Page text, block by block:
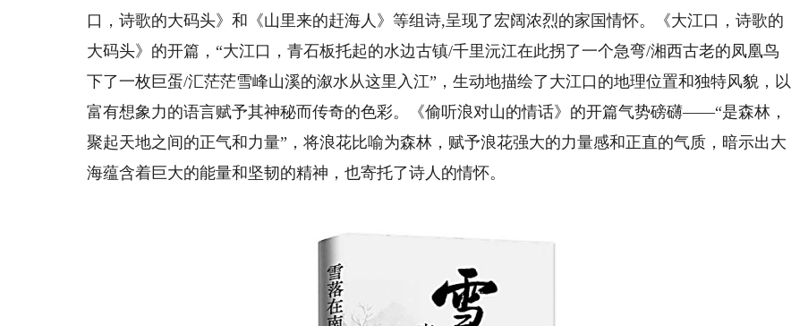
口，诗歌的大码头》和《山里来的赶海人》等组诗,呈现了宏阔浓烈的家国情怀。《大江口，诗歌的
大码头》的开篇，“大江口，青石板托起的水边古镇/千里沅江在此拐了一个急弯/湘西古老的凤凰鸟
下了一枚巨蛋/汇茫茫雪峰山溪的溆水从这里入江”，生动地描绘了大江口的地理位置和独特风貌，以
富有想象力的语言赋予其神秘而传奇的色彩。《偷听浪对山的情话》的开篇气势磅礴——“是森林，
聚起天地之间的正气和力量”，将浪花比喻为森林，赋予浪花强大的力量感和正直的气质，暗示出大
海蕴含着巨大的能量和坚韧的精神，也寄托了诗人的情怀。